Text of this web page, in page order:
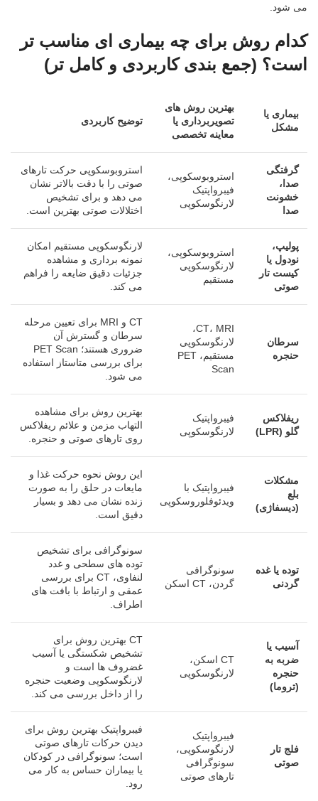
می شود.
کدام روش برای چه بیماری ای مناسب تر
است؟ (جمع بندی کاربردی و کامل تر)
بیماری یا
مشکل
بهترین روش های
تصویربرداری یا
معاینه تخصصی
توضیح کاربردی
گرفتگی
صدا،
خشونت
صدا
استروبوسکوپی،
فیبرواپتیک
لارنگوسکوپی
استروبوسکوپی حرکت تارهای
صوتی را با دقت بالاتر نشان
می دهد و برای تشخیص
اختلالات صوتی بهترین است.
پولیپ،
نودول یا
کیست تار
صوتی
استروبوسکوپی،
لارنگوسکوپی
مستقیم
لارنگوسکوپی مستقیم امکان
نمونه برداری و مشاهده
جزئیات دقیق ضایعه را فراهم
می کند.
سرطان
حنجره
CT، MRI،
لارنگوسکوپی
مستقیم، PET
Scan
CT و MRI برای تعیین مرحله
سرطان و گسترش آن
ضروری هستند؛ PET Scan
برای بررسی متاستاز استفاده
می شود.
ریفلاکس
گلو (LPR)
فیبرواپتیک
لارنگوسکوپی
بهترین روش برای مشاهده
التهاب مزمن و علائم ریفلاکس
روی تارهای صوتی و حنجره.
مشکلات
بلع
(دیسفاژی)
فیبرواپتیک با
ویدئوفلوروسکوپی
این روش نحوه حرکت غذا و
مایعات در حلق را به صورت
زنده نشان می دهد و بسیار
دقیق است.
توده یا غده
گردنی
سونوگرافی
گردن، CT اسکن
سونوگرافی برای تشخیص
توده های سطحی و غدد
لنفاوی، CT برای بررسی
عمقی و ارتباط با بافت های
اطراف.
آسیب یا
ضربه به
حنجره
(تروما)
CT اسکن،
لارنگوسکوپی
CT بهترین روش برای
تشخیص شکستگی یا آسیب
غضروف ها است و
لارنگوسکوپی وضعیت حنجره
را از داخل بررسی می کند.
فلج تار
صوتی
فیبرواپتیک
لارنگوسکوپی،
سونوگرافی
تارهای صوتی
فیبرواپتیک بهترین روش برای
دیدن حرکات تارهای صوتی
است؛ سونوگرافی در کودکان
یا بیماران حساس به کار می
رود.